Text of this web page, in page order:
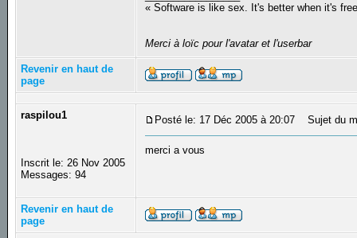
« Software is like sex. It's better when it's
Merci à loïc pour l'avatar et l'userbar
Revenir en haut de
page
raspilou1
Inscrit le: 26 Nov 2005
Messages: 94
Posté le: 17 Déc 2005 à 20:07 Sujet du
merci a vous
Revenir en haut de
page